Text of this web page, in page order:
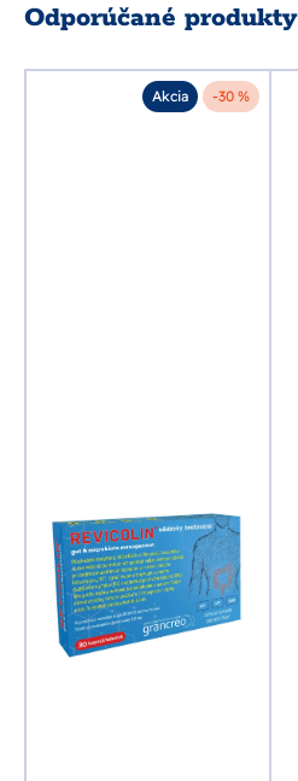
Odporúčané produkty
Akcia -30 %